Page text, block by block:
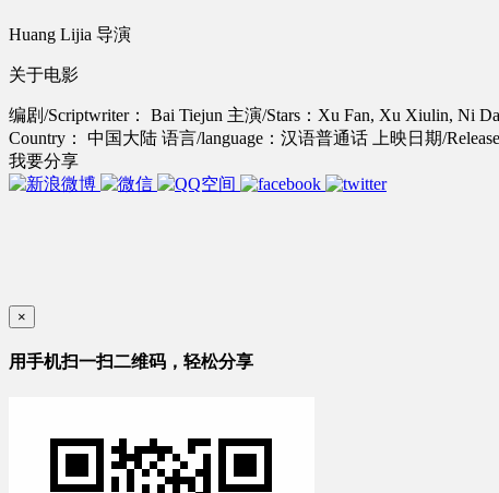
Huang Lijia 导演
关于电影
编剧/Scriptwriter： Bai Tiejun 主演/Stars：Xu Fan, Xu Xiulin, Ni
Country： 中国大陆 语言/language：汉语普通话 上映日期/
我要分享
×
用手机扫一扫二维码，轻松分享